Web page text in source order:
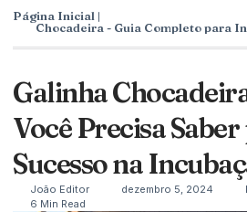
Página Inicial |
Chocadeira - Guia Completo para
Galinha
Você Precisa
Sucesso na
João Editor dezembro 5, 2024
6 Min Read